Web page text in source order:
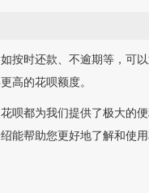
按时还款、不逾期等，可以
高的花呗额度。
呗都为我们提供了极大的
能帮助您更好地了解和使